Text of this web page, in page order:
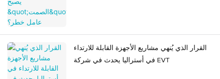
القرار الذي يُنهي مشاريع الأجهزة القابلة للارتداء
في أستراليا يحدث في شركة EVT